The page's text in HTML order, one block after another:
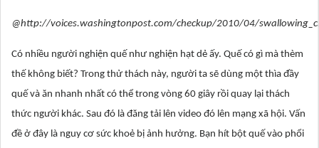
@http://voices.washingtonpost.com/checkup/2010/04/
Có nhiều người nghiện quế như nghiện hạt dẻ ấy. Quế có gì mà thèm
thế không biết? Trong thử thách này, người ta sẽ dùng một thìa đầy
quế và ăn nhanh nhất có thể trong vòng 60 giây rồi quay lại thách
thức người khác. Sau đó là đăng tải lên video đó lên mạng xã hội. Vấn
đề ở đây là nguy cơ sức khoẻ bị ảnh hưởng. Bạn hít bột quế vào phổi